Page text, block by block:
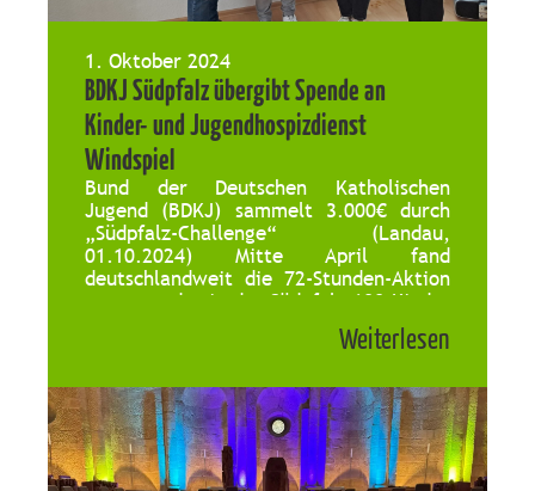
1. Oktober 2024
BDKJ Südpfalz übergibt Spende an
Kinder- und Jugendhospizdienst
Windspiel
Bund der Deutschen Katholischen
Jugend (BDKJ) sammelt 3.000€ durch
„Südpfalz-Challenge“ (Landau,
01.10.2024) Mitte April fand
deutschlandweit die 72-Stunden-Aktion
statt, an der in der Südpfalz 600 Kinder
und Jugendliche in 19 Aktionsgruppen
teilnahmen. Die Gruppen aus Pfarreien
Aufgabe, innerhalb von 72 Stunden ein
soziales Projekt vor Ort zu
verwirklichen. Neben der
Projektaufgabe […]
Weiterlesen